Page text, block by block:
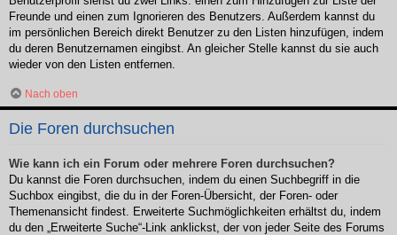
Freunde und einen zum Ignorieren des Benutzers. Außerdem kannst du
im persönlichen Bereich direkt Benutzer zu den Listen hinzufügen, indem
du deren Benutzernamen eingibst. An gleicher Stelle kannst du sie auch
wieder von den Listen entfernen.
Nach oben
Die Foren durchsuchen
Wie kann ich ein Forum oder mehrere Foren durchsuchen?
Du kannst die Foren durchsuchen, indem du einen Suchbegriff in die
Suchbox eingibst, die du in der Foren-Übersicht, der Foren- oder
Themenansicht findest. Erweiterte Suchmöglichkeiten erhältst du, indem
du den „Erweiterte Suche“-Link anklickst, der von jeder Seite des Forums